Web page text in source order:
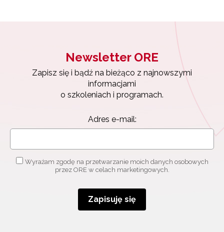
Newsletter ORE
Zapisz się i bądź na bieżąco z najnowszymi
informacjami
o szkoleniach i programach.
Adres e-mail:
Wyrażam zgodę na przetwarzanie moich danych osobowych
przez ORE w celach marketingowych.
Zapisuję się